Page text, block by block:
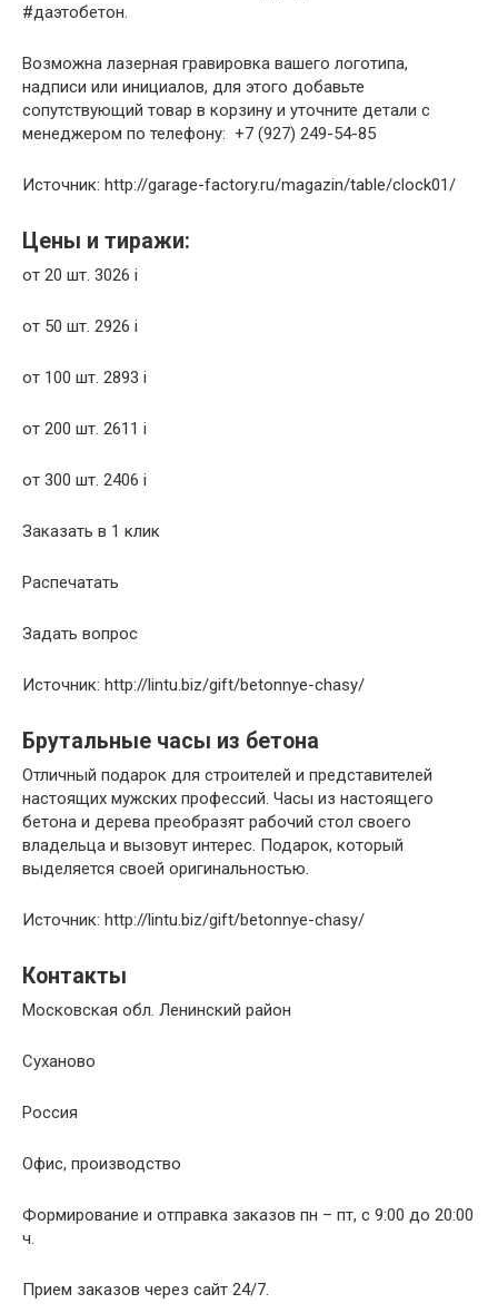
#даэтобетон.
Возможна лазерная гравировка вашего логотипа,
надписи или инициалов, для этого добавьте
сопутствующий товар в корзину и уточните детали с
менеджером по телефону: +7 (927) 249-54-85
Источник: http://garage-factory.ru/magazin/table/clock01/
Цены и тиражи:
от 20 шт. 3026 i
от 50 шт. 2926 i
от 100 шт. 2893 i
от 200 шт. 2611 i
от 300 шт. 2406 i
Заказать в 1 клик
Распечатать
Задать вопрос
Источник: http://lintu.biz/gift/betonnye-chasy/
Брутальные часы из бетона
Отличный подарок для строителей и представителей
настоящих мужских профессий. Часы из настоящего
бетона и дерева преобразят рабочий стол своего
владельца и вызовут интерес. Подарок, который
выделяется своей оригинальностью.
Источник: http://lintu.biz/gift/betonnye-chasy/
Контакты
Московская обл. Ленинский район
Суханово
Россия
Офис, производство
Формирование и отправка заказов пн – пт, с 9:00 до 20:00
ч.
Прием заказов через сайт 24/7.